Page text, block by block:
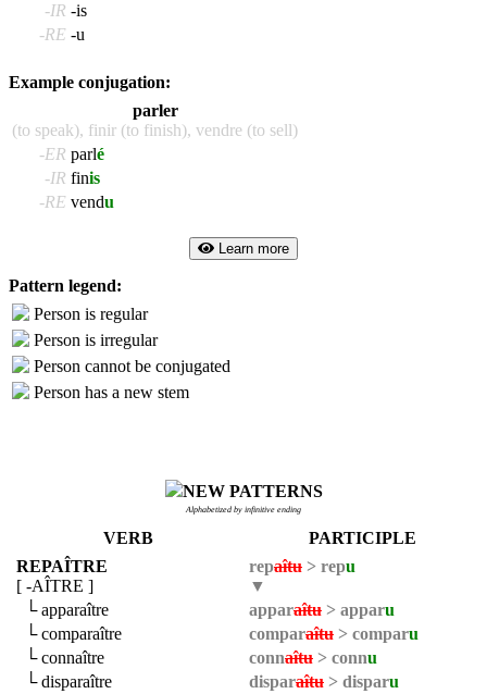
-IR -is
-RE -u
Example conjugation:
parler
(to speak), finir (to finish), vendre (to sell)
-ER parlé
-IR finis
-RE vendu
Learn more
Pattern legend:
Person is regular
Person is irregular
Person cannot be conjugated
Person has a new stem
NEW PATTERNS
Alphabetized by infinitive ending
VERB
PARTICIPLE
REPAÎTRE
[ -AÎTRE ]
repaîtu > repu
▼
└ apparaître
apparaîtu > apparu
└ comparaître
comparaîtu > comparu
└ connaître
connaîtu > connu
└ disparaître
disparaîtu > disparu